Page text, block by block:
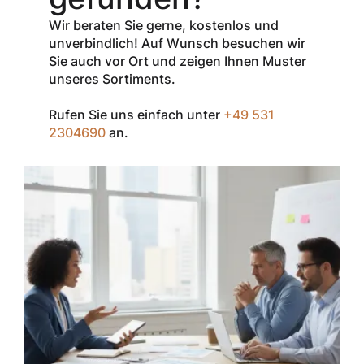
aller Produkte
der Marke
InSpec von
Zum Einlösen
geben Sie den
Warenkorb oder
an der Kasse
nur einmal pro
Kunde
einsetzbar und
nicht
kombinierbar mit
anderen
Rabatten oder
Wir beraten Sie gerne, kostenlos und
unverbindlich! Auf Wunsch besuchen wir
Sie auch vor Ort und zeigen Ihnen Muster
unseres Sortiments.
Rufen Sie uns einfach unter +49 531
2304690 an.